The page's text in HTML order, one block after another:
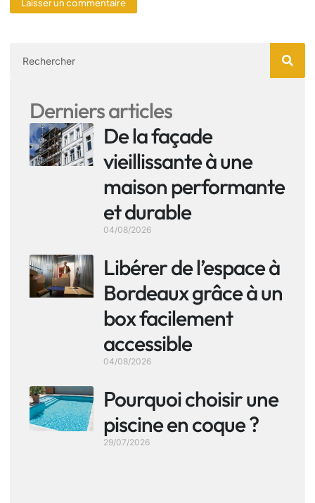
Derniers articles
De la façade
vieillissante à une
maison performante
et durable
04/08/2026
Libérer de l’espace à
Bordeaux grâce à un
box facilement
accessible
04/08/2026
Pourquoi choisir une
piscine en coque ?
29/07/2026